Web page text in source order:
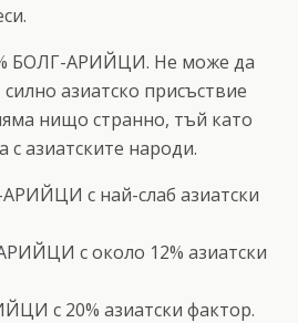
БОЛГ-АРИЙЦИ. Не може да
азиатско присъствие
нищо странно, тъй като
с азиатските народи.
с най-слаб азиатски
с около 12% азиатски
с 20% азиатски фактор.